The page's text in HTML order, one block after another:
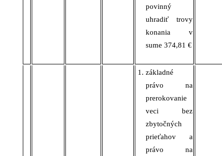
povinný
uhradiť trovy
konania v
sume 374,81 €
základné
právo na
prerokovanie
veci bez
zbytočných
prieťahov a
právo na